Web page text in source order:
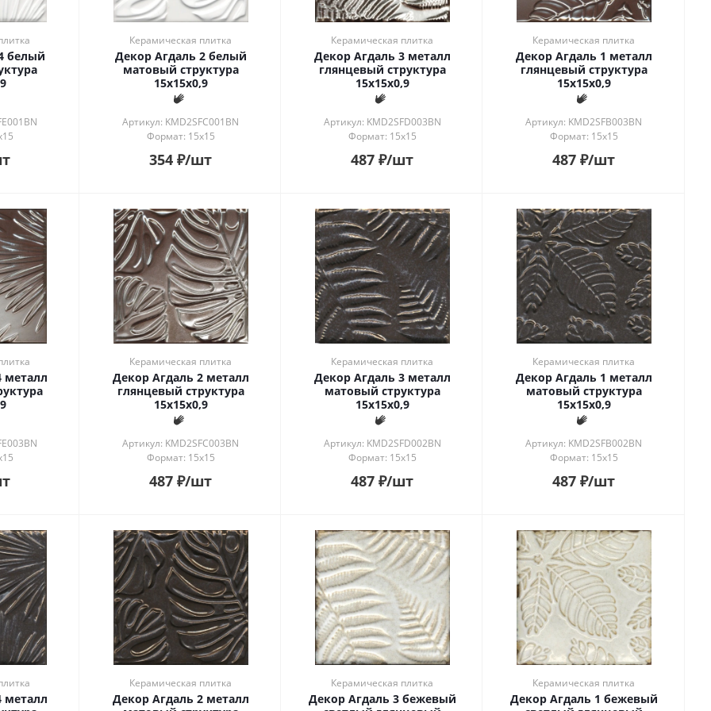
белый
Керамическая плитка
Декор Агдаль 2 белый
матовый структура
15x15x0,9
Артикул: KMD2SFC001BN
Формат: 15x15
354 ₽/шт
Керамическая плитка
Декор Агдаль 3 металл
глянцевый структура
15x15x0,9
Артикул: KMD2SFD003BN
Формат: 15x15
487 ₽/шт
Керамическая плитка
Декор Агдаль 1 металл
глянцевый структура
15x15x0,9
Артикул: KMD2SFB003BN
Формат: 15x15
487 ₽/шт
металл
Керамическая плитка
Декор Агдаль 2 металл
глянцевый структура
15x15x0,9
Артикул: KMD2SFC003BN
Формат: 15x15
487 ₽/шт
Керамическая плитка
Декор Агдаль 3 металл
матовый структура
15x15x0,9
Артикул: KMD2SFD002BN
Формат: 15x15
487 ₽/шт
Керамическая плитка
Декор Агдаль 1 металл
матовый структура
15x15x0,9
Артикул: KMD2SFB002BN
Формат: 15x15
487 ₽/шт
металл
Керамическая плитка
Декор Агдаль 2 металл
Керамическая плитка
Декор Агдаль 3 бежевый
Керамическая плитка
Декор Агдаль 1 бежевый